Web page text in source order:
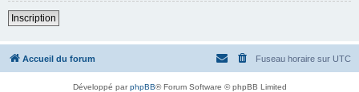
Inscription
Accueil du forum Fuseau horaire sur UTC
Développé parphpBB® Forum Software © phpBB Limited